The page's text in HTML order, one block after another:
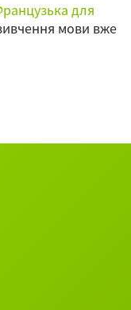
для
мови вже